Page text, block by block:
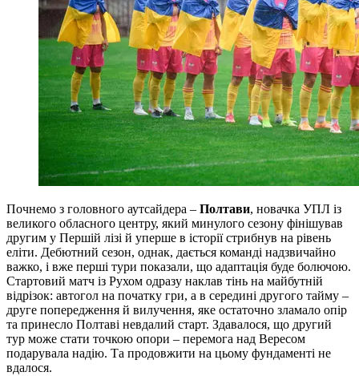
Почнемо з головного аутсайдера – Полтави, новачка УПЛ із
великого обласного центру, який минулого сезону фінішував
другим у Першій лізі й уперше в історії стрибнув на рівень
еліти. Дебютний сезон, однак, дається команді надзвичайно
важко, і вже перші тури показали, що адаптація буде болючою.
Стартовий матч із Рухом одразу наклав тінь на майбутній
відрізок: автогол на початку гри, а в середині другого тайму –
друге попередження й вилучення, яке остаточно зламало опір
та принесло Полтаві невдалий старт. Здавалося, що другий
тур може стати точкою опори – перемога над Вересом
подарувала надію. Та продовжити на цьому фундаменті не
вдалося.